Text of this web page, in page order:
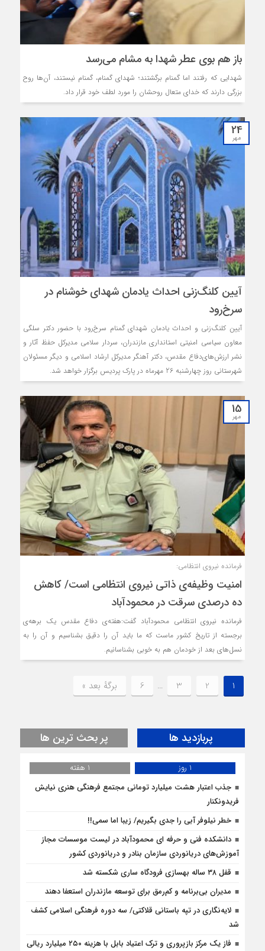
باز هم بوی عطر شهدا به مشام می‌رسد
شهدایی که رفتند اما گمنام برگشتند؛ شهدای گمنام، گمنام نیستند، آن‌ها روح
بزرگی دارند که خدای متعال روحشان را مورد لطف خود قرار داد.
24
مهر
آیین کلنگ‌زنی احداث یادمان شهدای خوشنام در
سرخ‌رود
آیین کلنگ‌زنی و احداث یادمان شهدای گمنام سرخ‌رود با حضور دکتر سلگی
معاون سیاسی امنیتی استانداری مازندران، سردار سلامی مدیرکل حفظ آثار و
نشر ارزش‌های‌دفاع مقدس، دکتر آهنگر مدیرکل ارشاد اسلامی و دیگر مسئولان
شهرستانی روز چهارشنبه 26 مهرماه در پارک پردیس برگزار خواهد شد.
15
مهر
فرمانده نیروی انتظامی:
امنیت وظیفه‌ی ذاتی نیروی انتظامی است/ کاهش
ده درصدی سرقت در محمودآباد
فرمانده نیروی انتظامی محمودآباد گفت:هفته‌ی دفاع مقدس یک برهه‌ی
برجسته از تاریخ کشور ماست که ما باید آن را دقیق بشناسیم و آن را به
نسل‌های بعد از خودمان هم به خوبی بشناسانیم.
1
2
3
…
6 برگهٔ بعد »
پربازدید ها پر بحث ترین ها
1 روز
1 هفته
جذب اعتبار هشت میلیارد تومانی مجتمع فرهنگی هنری نیایش
فریدونکنار
خطر نیلوفر آبی را جدی بگیریم/ زیبا اما سمی!!
دانشکده فنی و حرفه ای محمودآباد در لیست موسسات مجاز
آموزش‌های دریانوردی سازمان بنادر و دریانوردی کشور
قفل ۳۸ ساله بهسازی فرودگاه ساری شکسته شد
مدیران بی‌برنامه و کم‌رمق برای توسعه مازندران استعفا دهند
لایه‌نگاری در تپه باستانی قلاکتی/ سه دوره فرهنگی اسلامی کشف
شد
فاز یک مرکز بازپروری و ترک اعتیاد بابل با هزینه ۲۵۰ میلیارد ریالی